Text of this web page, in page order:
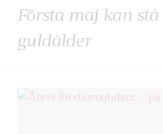
Första maj kan
guldålder